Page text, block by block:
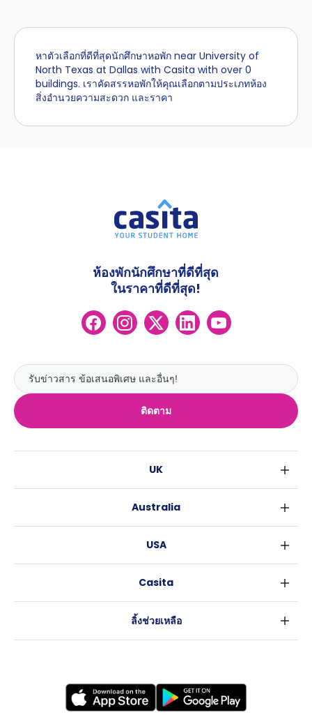
หาตัวเลือกที่ดีที่สุดนักศึกษาหอพัก near University of
North Texas at Dallas with Casita with over 0
buildings. เราคัดสรรหอพักให้คุณเลือกตามประเภทห้อง
สิ่งอำนวยความสะดวก และราคา
ติดตาม
ห้องพักนักศึกษาที่ดีที่สุด
ในราคาที่ดีที่สุด!
UK
เอดินเบอระ
ลีดส์
โคเวนทรี
เลสเตอร์
Australia
บริสเบน
อะเดลายด์
USA
แอตแลนตา
Casita
ลิ้งช่วยเหลือ